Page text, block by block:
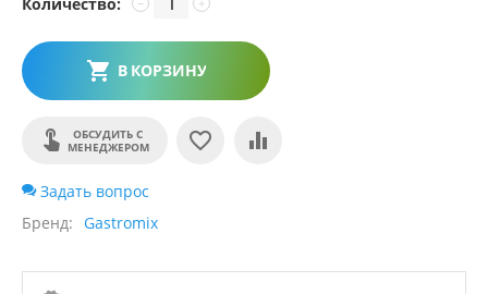
Количество:
В КОРЗИНУ
ОБСУДИТЬ С
МЕНЕДЖЕРОМ
Задать вопрос
Бренд
Gastromix